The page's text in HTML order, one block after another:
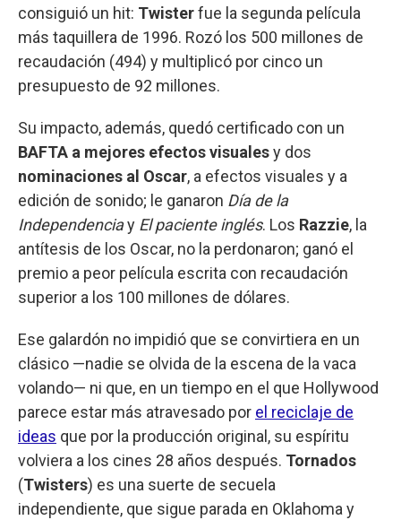
consiguió un hit: Twisterfue la segunda película
más taquillera de 1996. Rozó los 500 millones de
recaudación (494) y multiplicó por cinco un
presupuesto de 92 millones.
Su impacto, además, quedó certificado con un
BAFTA a mejores efectos visualesy dos
nominaciones al Oscar, a efectos visuales y a
edición de sonido; le ganaron Día de la
Independenciay El paciente inglés. Los Razzie, la
antítesis de los Oscar, no la perdonaron; ganó el
premio a peor película escrita con recaudación
superior a los 100 millones de dólares.
Ese galardón no impidió que se convirtiera en un
clásico —nadie se olvida de la escena de la vaca
volando— ni que, en un tiempo en el que Hollywood
parece estar más atravesado por el reciclaje de
ideas que por la producción original, su espíritu
volviera a los cines 28 años después. Tornados
(Twisters) es una suerte de secuela
independiente, que sigue parada en Oklahoma y